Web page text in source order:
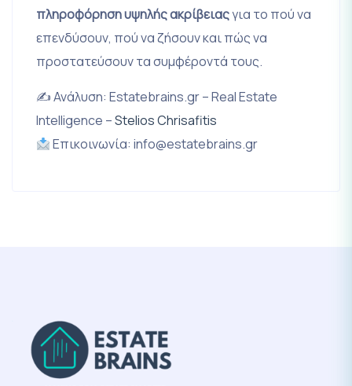
πληροφόρηση υψηλής ακρίβειαςγια το πού να
επενδύσουν, πού να ζήσουν και πώς να
προστατεύσουν τα συμφέροντά τους.
✍️ Ανάλυση: Estatebrains.gr – Real Estate
Intelligence –Stelios Chrisafitis
Επικοινωνία:info@estatebrains.gr